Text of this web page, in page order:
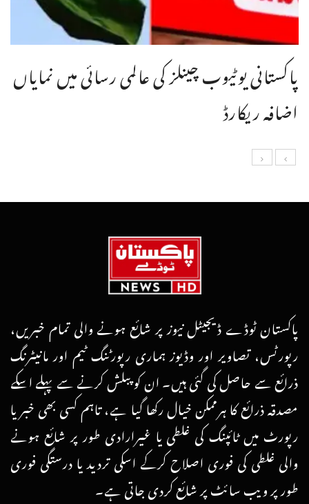
پاکستانی یوٹیوب چینلز کی عالمی رسائی میں نمایاں
اضافہ ریکارڈ
پاکستان ٹوڈے ڈیجیٹل نیوز پر شائع ہونے والی تمام خبریں،
رپورٹس، تصاویر اور وڈیوز ہماری رپورٹنگ ٹیم اور مانیٹرنگ
ذرائع سے حاصل کی گئی ہیں۔ ان کو پبلش کرنے سے پہلے اسکے
مصدقہ ذرائع کا ہرممکن خیال رکھا گیا ہے، تاہم کسی بھی خبر یا
رپورٹ میں ٹائپنگ کی غلطی یا غیرارادی طور پر شائع ہونے
والی غلطی کی فوری اصلاح کرکے اسکی تردید یا درستگی فوری
طور پر ویب سائٹ پر شائع کردی جاتی ہے۔